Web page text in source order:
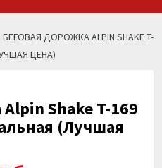
БЕГОВАЯ ДОРОЖКА ALPIN SHAKE T-
ЦЕНА)
Shake T-169
(Лучшая